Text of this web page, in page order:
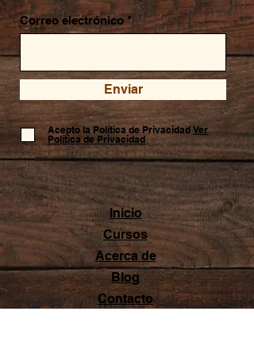
Correo electrónico
Enviar
Acepto la Política de Privacidad Ver
Política de Privacidad
Inicio
Cursos
Acerca de
Blog
Contacto